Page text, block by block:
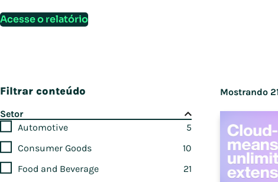
Acesse o relatório
Filtrar conteúdo
Setor
Automotive
5
Consumer Goods
10
Food and Beverage
21
Mostrando